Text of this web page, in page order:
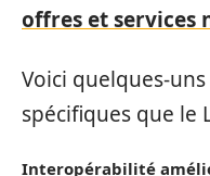
offres et services
Voici quelques-
spécifiques que le
Interopérabilité